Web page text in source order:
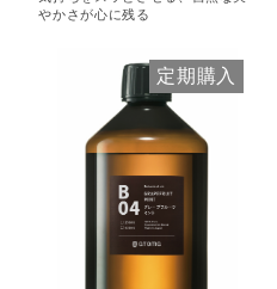
やかさが心に残る
定期購入